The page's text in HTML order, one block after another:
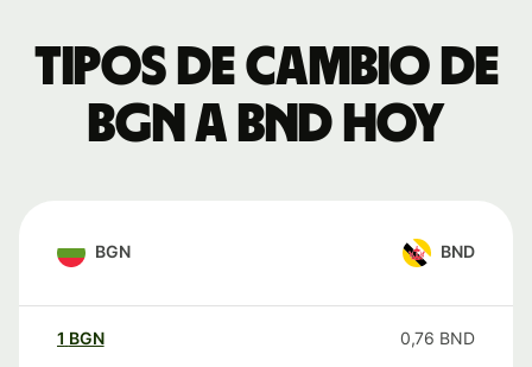
Tipos de cambio de
BGN a BND hoy
BGN BND
1 BGN 0,76 BND